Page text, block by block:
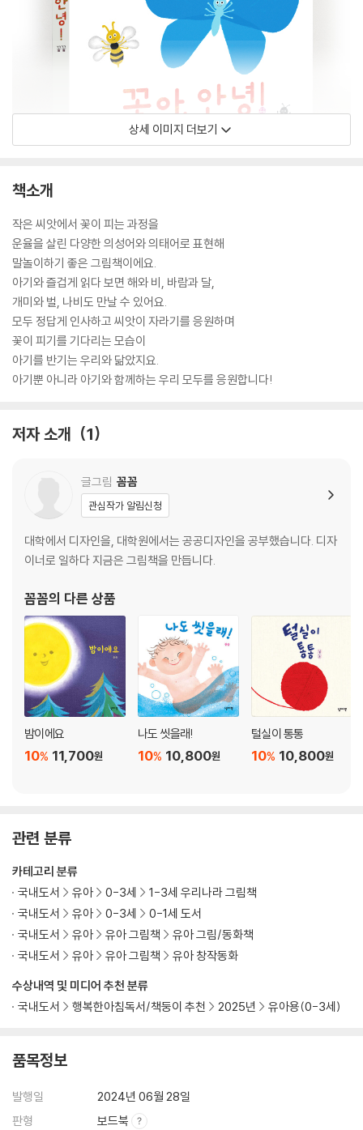
상세 이미지 더보기
책소개
작은 씨앗에서 꽃이 피는 과정을
운율을 살린 다양한 의성어와 의태어로 표현해
말놀이하기 좋은 그림책이에요.
아기와 즐겁게 읽다 보면 해와 비, 바람과 달,
개미와 벌, 나비도 만날 수 있어요.
모두 정답게 인사하고 씨앗이 자라기를 응원하며
꽃이 피기를 기다리는 모습이
아기를 반기는 우리와 닮았지요.
아기뿐 아니라 아기와 함께하는 우리 모두를 응원합니다!
저자 소개 1
글그림 꼼꼼
관심작가 알림신청
대학에서 디자인을, 대학원에서는 공공디자인을 공부했습니다. 디자
이너로 일하다 지금은 그림책을 만듭니다.
꼼꼼의 다른 상품
밤이에요
11,700원
10%
나도 씻을래!
10,800원
10%
털실이 통통
10,800원
10%
관련 분류
수상내역 및 미디어 추천 분류
국내도서
행복한아침독서/책둥이 추천 2025년 유아용(0-3세)
카테고리 분류
국내도서
유아 0-3세
1-3세 우리나라 그림책
국내도서
유아 0-3세
0-1세 도서
국내도서
유아 유아 그림책
유아 그림/동화책
국내도서
유아 유아 그림책 유아 창작동화
품목정보
발행일
2024년 06월 28일
판형
보드북